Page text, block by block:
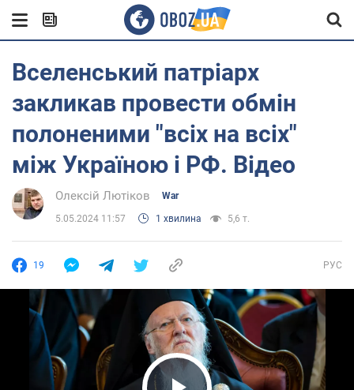
Вселенський патріарх
закликав провести обмін
полоненими "всіх на всіх"
між Україною і РФ. Відео
Олексій Лютіков War
5.05.2024 11:57 1 хвилина 5,6 т.
19 РУС